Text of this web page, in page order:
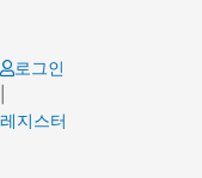
content
로그인
레지스터